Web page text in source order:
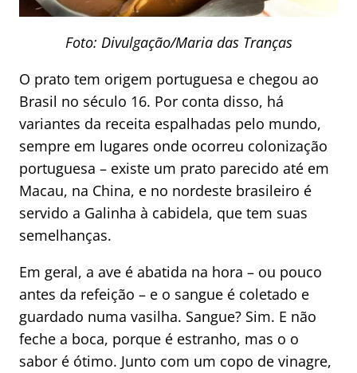
Foto: Divulgação/Maria das Tranças
O prato tem origem portuguesa e chegou ao
Brasil no século 16. Por conta disso, há
variantes da receita espalhadas pelo mundo,
sempre em lugares onde ocorreu colonização
portuguesa – existe um prato parecido até em
Macau, na China, e no nordeste brasileiro é
servido a Galinha à cabidela, que tem suas
semelhanças.
Em geral, a ave é abatida na hora – ou pouco
antes da refeição – e o sangue é coletado e
guardado numa vasilha. Sangue? Sim. E não
feche a boca, porque é estranho, mas o o
sabor é ótimo. Junto com um copo de vinagre,